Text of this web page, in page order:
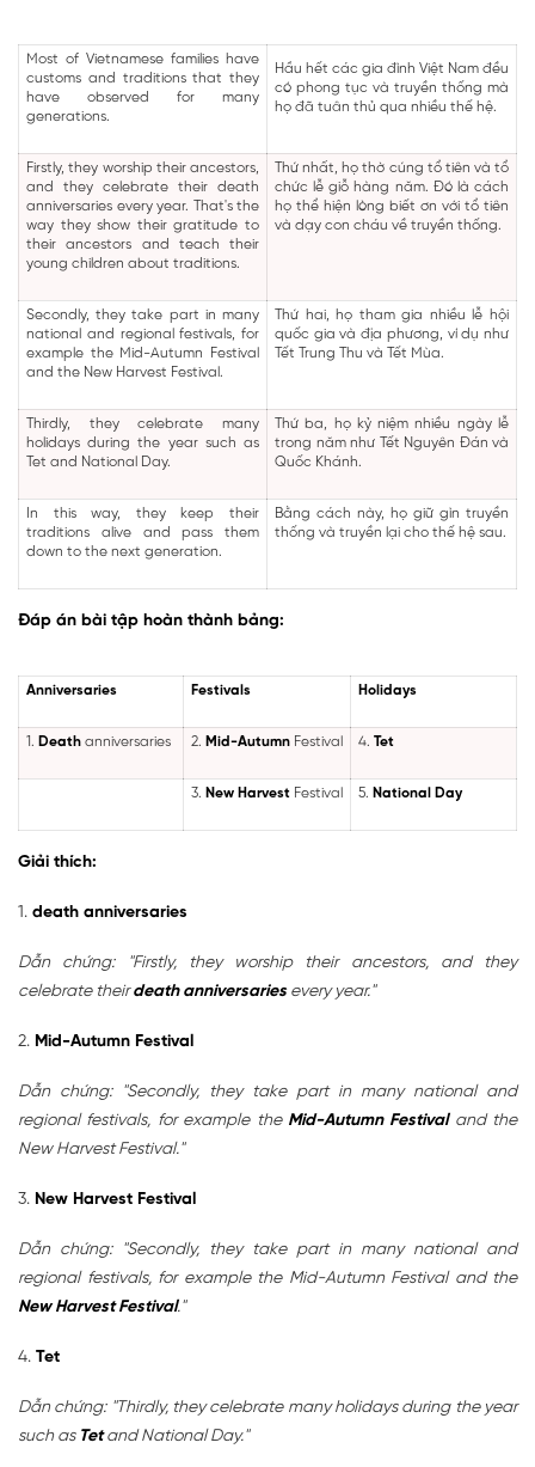
Most of Vietnamese families have
customs and traditions that they
have observed for many
generations.
Hầu hết các gia đình Việt Nam đều
có phong tục và truyền thống mà
họ đã tuân thủ qua nhiều thế hệ.
Firstly, they worship their ancestors,
and they celebrate their death
anniversaries every year. That's the
way they show their gratitude to
their ancestors and teach their
young children about traditions.
Thứ nhất, họ thờ cúng tổ tiên và tổ
chức lễ giỗ hàng năm. Đó là cách
họ thể hiện lòng biết ơn với tổ tiên
và dạy con cháu về truyền thống.
Secondly, they take part in many
national and regional festivals, for
example the Mid-Autumn Festival
and the New Harvest Festival.
Thứ hai, họ tham gia nhiều lễ hội
quốc gia và địa phương, ví dụ như
Tết Trung Thu và Tết Mùa.
Thirdly, they celebrate many
holidays during the year such as
Tet and National Day.
Thứ ba, họ kỷ niệm nhiều ngày lễ
trong năm như Tết Nguyên Đán và
Quốc Khánh.
In this way, they keep their
traditions alive and pass them
down to the next generation.
Bằng cách này, họ giữ gìn truyền
thống và truyền lại cho thế hệ sau.
Đáp án bài tập hoàn thành bảng:
Anniversaries Festivals Holidays
1. Death anniversaries 2. Mid-Autumn Festival 4. Tet
3. New Harvest Festival 5. National Day
Giải thích:
1. death anniversaries
Dẫn chứng: "Firstly, they worship their ancestors, and they
celebrate theirdeath anniversariesevery year."
2. Mid-Autumn Festival
Dẫn chứng: "Secondly, they take part in many national and
regional festivals, for example the Mid-Autumn Festivaland the
New Harvest Festival."
3. New Harvest Festival
Dẫn chứng: "Secondly, they take part in many national and
regional festivals, for example the Mid-Autumn Festival and the
New Harvest Festival."
4. Tet
Dẫn chứng: "Thirdly, they celebrate many holidays during the year
such as Tetand National Day."